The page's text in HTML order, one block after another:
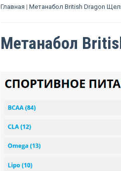
Главная | Метанабол British Dragon
Метанабол